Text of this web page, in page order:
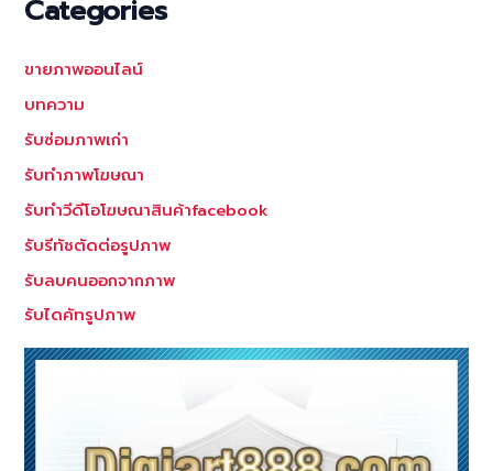
Categories
ขายภาพออนไลน์
บทความ
รับซ่อมภาพเก่า
รับทำภาพโฆษณา
รับทำวีดีโอโฆษณาสินค้าfacebook
รับรีทัชตัดต่อรูปภาพ
รับลบคนออกจากภาพ
รับไดคัทรูปภาพ